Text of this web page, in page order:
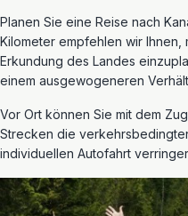
Planen Sie eine Reise nach
Kilometer empfehlen wir
Erkundung des Landes
einem ausgewogeneren
Vor Ort können Sie mit dem
Strecken die
individuellen Autofahrt